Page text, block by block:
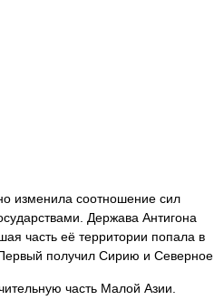
изменила соотношение сил
Держава Антигона
часть её территории попала в
получил Сирию и Северное
часть Малой Азии.